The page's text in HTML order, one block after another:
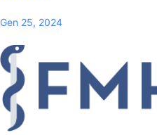
Gen 25, 2024